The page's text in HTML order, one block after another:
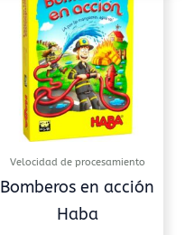
Velocidad de procesamiento
Bomberos en acción
Haba